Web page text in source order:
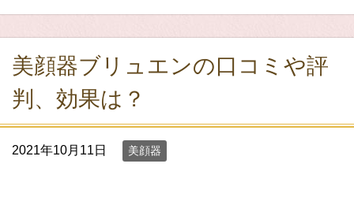
美顔器ブリュエンの口コミや評
判、効果は？
2021年10月11日 美顔器